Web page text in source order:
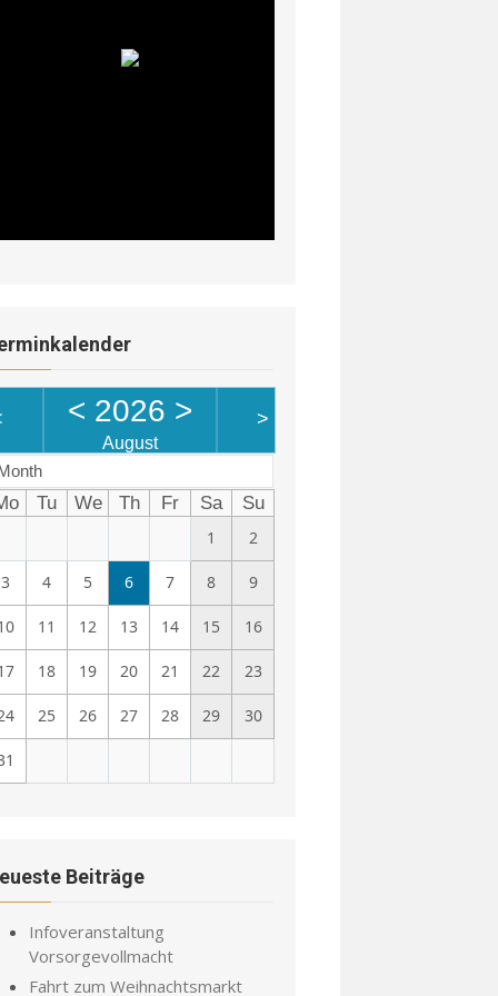
< 2026 >
August
>
Tu We Th Fr Sa
Su
1
2
3 4 5 6 7 8 9
11 12 13 14 15 16
18 19 20 21 22 23
25 26 27 28 29 30
Beiträge
Infoveranstaltung
Vorsorgevollmacht
Fahrt zum Weihnachtsmarkt